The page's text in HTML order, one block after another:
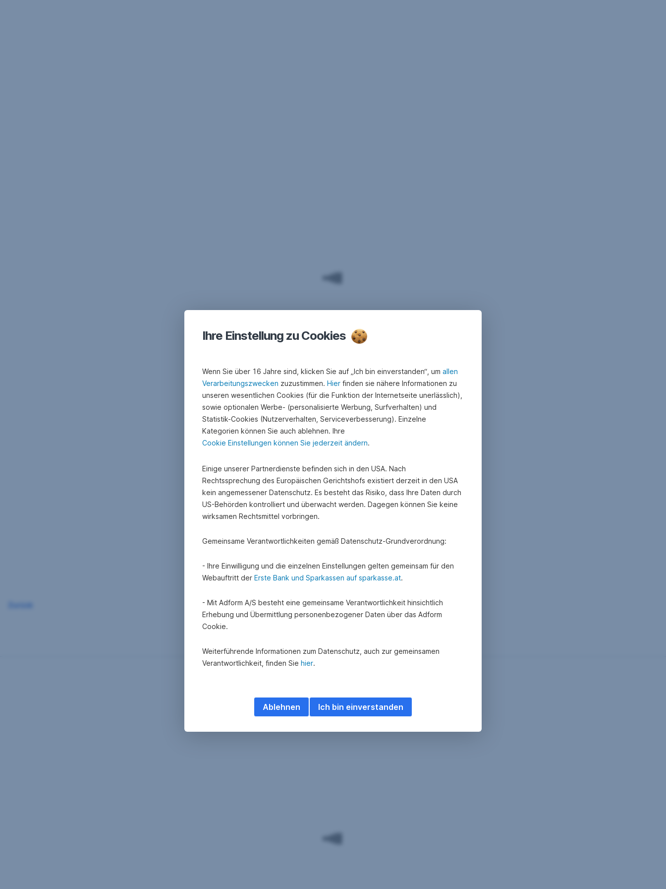
Ihre Einstellung zu Cookies
Wenn Sie über 16 Jahre sind, klicken Sie auf „Ich bin einverstanden“, um allen
Verarbeitungszwecken zuzustimmen. Hier finden sie nähere Informationen zu
unseren wesentlichen Cookies (für die Funktion der Internetseite unerlässlich),
sowie optionalen Werbe- (personalisierte Werbung, Surfverhalten) und
Statistik-Cookies (Nutzerverhalten, Serviceverbesserung). Einzelne
Kategorien können Sie auch ablehnen. Ihre
Cookie Einstellungen können Sie jederzeit ändern.
Einige unserer Partnerdienste befinden sich in den USA. Nach
Rechtssprechung des Europäischen Gerichtshofs existiert derzeit in den USA
kein angemessener Datenschutz. Es besteht das Risiko, dass Ihre Daten durch
US-Behörden kontrolliert und überwacht werden. Dagegen können Sie keine
wirksamen Rechtsmittel vorbringen.
Gemeinsame Verantwortlichkeiten gemäß Datenschutz-Grundverordnung:
- Ihre Einwilligung und die einzelnen Einstellungen gelten gemeinsam für den
Webauftritt der Erste Bank und Sparkassen auf sparkasse.at.
- Mit Adform A/S besteht eine gemeinsame Verantwortlichkeit hinsichtlich
Erhebung und Übermittlung personenbezogener Daten über das Adform
Cookie.
Weiterführende Informationen zum Datenschutz, auch zur gemeinsamen
Verantwortlichkeit, finden Sie hier.
Ich bin einverstanden
Ablehnen